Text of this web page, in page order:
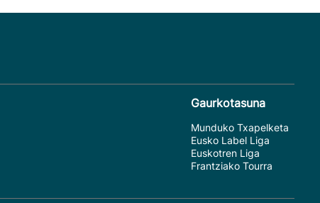
Gaurkotasuna
Munduko Txapelketa
Eusko Label Liga
Euskotren Liga
Frantziako Tourra